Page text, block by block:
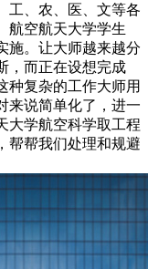
工、农、医、文等各
航空航天大学学生
施。让大师越来越分
，而正在设想完成
种复杂的工作大师用
来说简单化了，进一
大学航空科学取工程
帮帮我们处理和规避